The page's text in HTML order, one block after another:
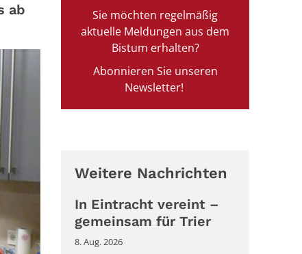
ab
Sie möchten regelmäßig
aktuelle Meldungen aus dem
Bistum erhalten?
Abonnieren Sie unseren
Newsletter!
Weitere Nachrichten
In Eintracht vereint –
gemeinsam für Trier
8. Aug. 2026